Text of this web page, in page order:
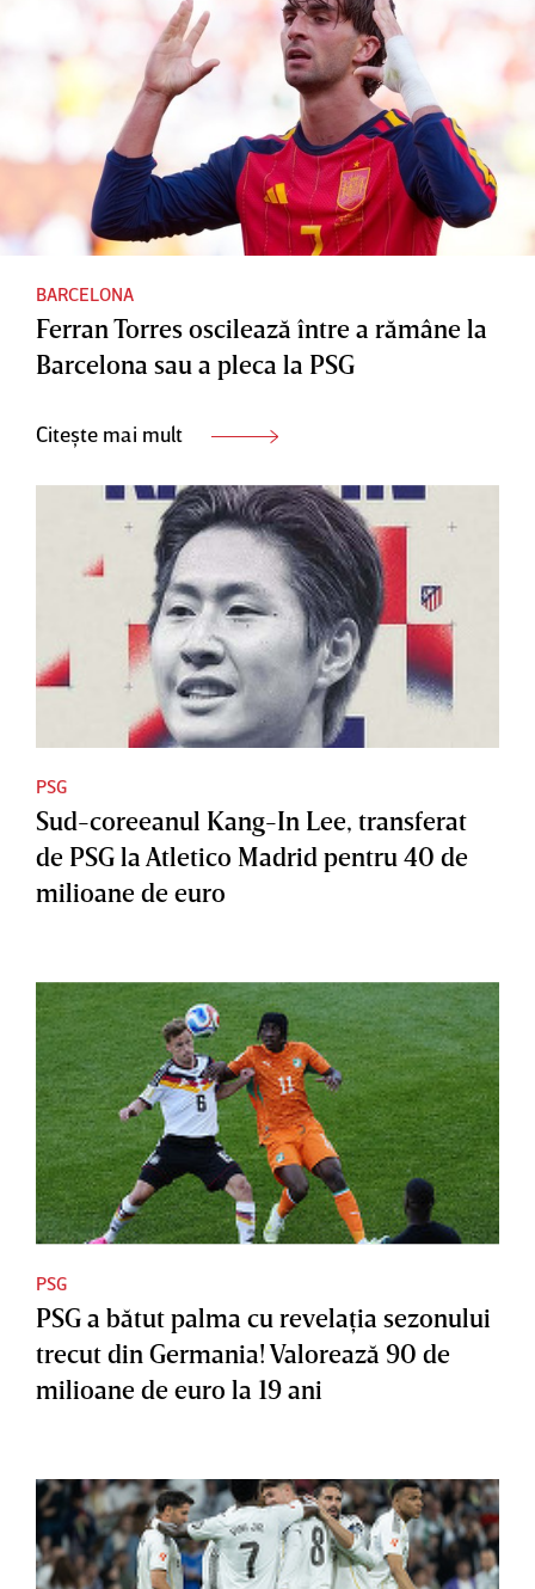
BARCELONA
Ferran Torres oscilează între a rămâne la
Barcelona sau a pleca la PSG
Citește mai mult
PSG
Sud-coreeanul Kang-In Lee, transferat
de PSG la Atletico Madrid pentru 40 de
milioane de euro
PSG
PSG a bătut palma cu revelaţia sezonului
trecut din Germania! Valorează 90 de
milioane de euro la 19 ani